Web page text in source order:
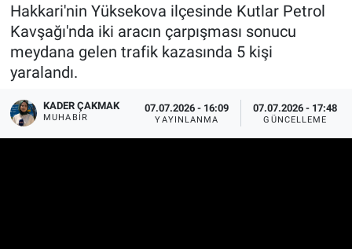
Hakkari'nin Yüksekova ilçesinde Kutlar Petrol
Kavşağı'nda iki aracın çarpışması sonucu
meydana gelen trafik kazasında 5 kişi
yaralandı.
KADER ÇAKMAK
MUHABİR
07.07.2026 - 16:09
YAYINLANMA
07.07.2026 - 17:48
GÜNCELLEME
Tüm Manşetler
Son Dakika Haberleri
Haber Arşivi